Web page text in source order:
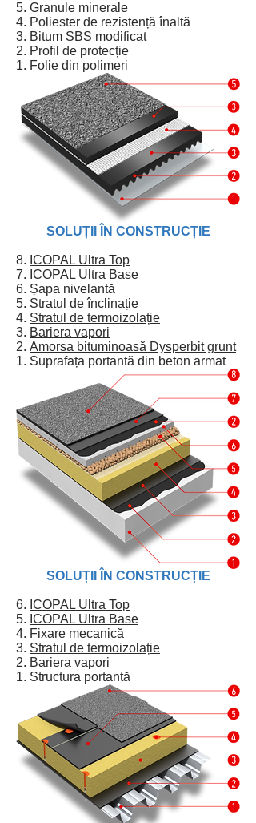
5. Granule minerale
4. Poliester de rezistență înaltă
3. Bitum SBS modificat
2. Profil de protecție
1. Folie din polimeri
SOLUȚII ÎN CONSTRUCȚIE
8. ICOPAL Ultra Top
7. ICOPAL Ultra Base
6. Șapa nivelantă
5. Stratul de înclinație
4. Stratul de termoizolație
3. Bariera vapori
2. Amorsa bituminoasă Dysperbit grunt
1. Suprafața portantă din beton armat
SOLUȚII ÎN CONSTRUCȚIE
6. ICOPAL Ultra Top
5. ICOPAL Ultra Base
4. Fixare mecanică
3. Stratul de termoizolație
2. Bariera vapori
1. Structura portantă